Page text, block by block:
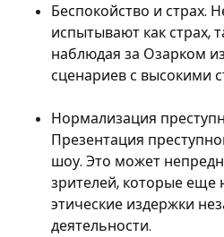
Беспокойство и страх.
испытывают как страх,
наблюдая за Озарком
сценариев с высокими
Нормализация
Презентация
шоу. Это может
зрителей, которые
этические издержки
деятельности.